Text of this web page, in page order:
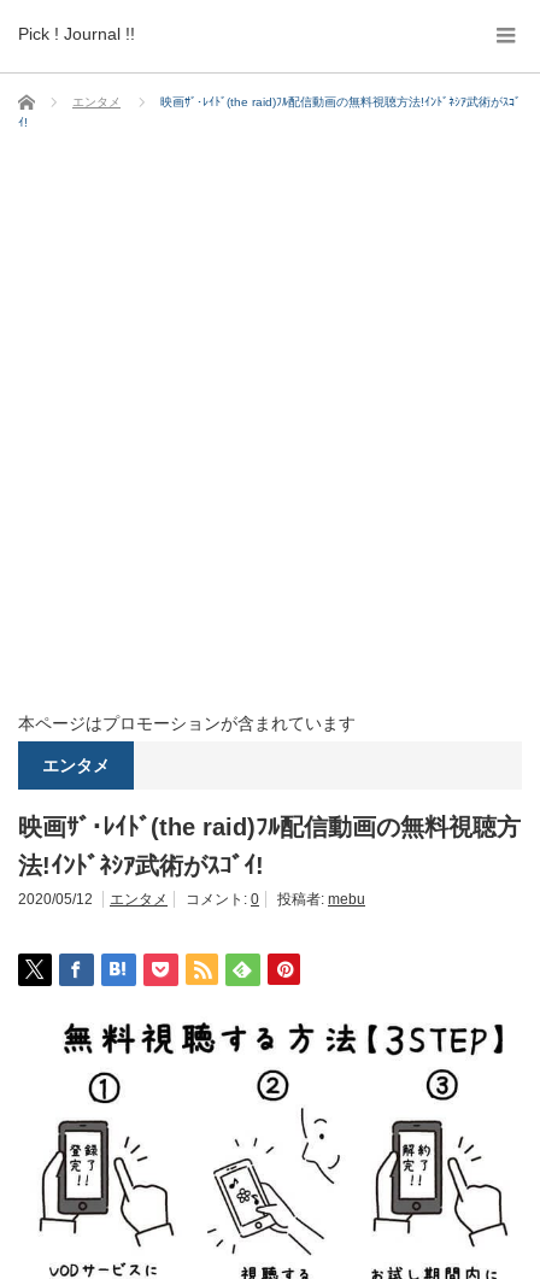
Pick ! Journal !!
ホーム エンタメ
映画ｻﾞ･ﾚｲﾄﾞ(the raid)ﾌﾙ配信動画の無料視聴方法!ｲﾝﾄﾞﾈｼｱ武術がｽｺﾞ
ｲ!
本ページはプロモーションが含まれています
エンタメ
映画ｻﾞ･ﾚｲﾄﾞ(the raid)ﾌﾙ配信動画の無料視聴方
法!ｲﾝﾄﾞﾈｼｱ武術がｽｺﾞｲ!
2020/05/12 エンタメ コメント: 0 投稿者: mebu